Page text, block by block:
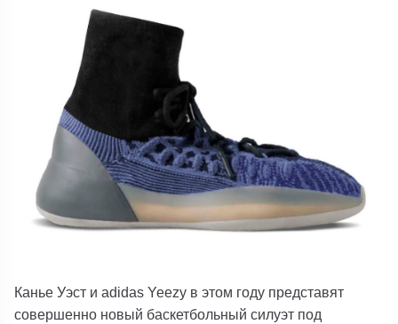
Канье Уэст и adidas Yeezy в этом году представят
совершенно новый баскетбольный силуэт под